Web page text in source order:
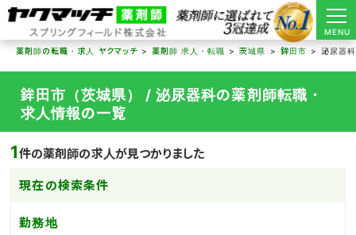
MENU
薬剤師の転職・求人 ヤクマッチ
薬剤師 求人・転職 茨城県 鉾田市 泌尿器科
鉾田市（茨城県） / 泌尿器科の薬剤師転職・
求人情報の一覧
1件の薬剤師の求人が見つかりました
現在の検索条件
勤務地